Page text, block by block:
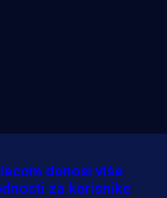
donosi više
za korisnike